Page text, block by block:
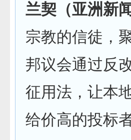
兰契（亚洲新闻
宗教的信徒，
邦议会通过反
征用法，让本
给价高的投标者